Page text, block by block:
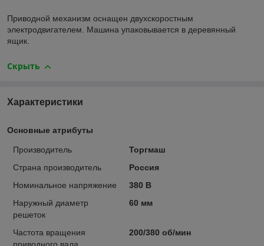
Приводной механизм оснащен двухскоростным
электродвигателем. Машина упаковывается в деревянный
ящик.
Скрыть
Характеристики
Основные атрибуты
Производитель
Торгмаш
Страна производитель
Россия
Номинальное напряжение
380 В
Наружный диаметр
решеток
60 мм
Частота вращения
приводного вала
200/380 об/мин